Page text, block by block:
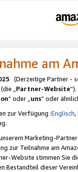
am
(Derzeitige Partner -
„Partner-Website
“ oder „uns“ oder
zur Verfügung :Englisch,
Marketing-
zur Teilnahme am
Website stimmen Sie
Bestandteil dieser